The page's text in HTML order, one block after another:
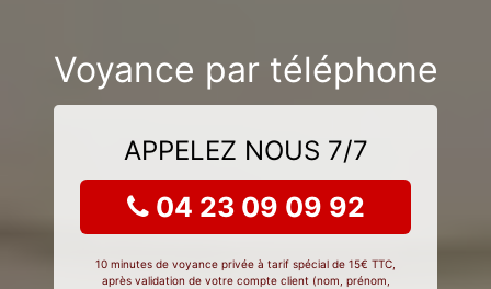
Voyance par téléphone
APPELEZ NOUS 7/7
04 23 09 09 92
10 minutes de voyance privée à tarif spécial de 15€ TTC,
après validation de votre compte client (nom, prénom,